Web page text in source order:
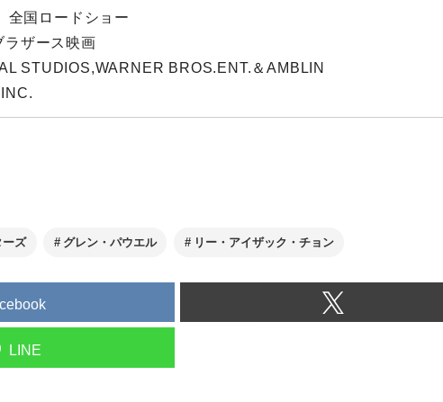
全国ロードショー
ラザース映画
STUDIOS,WARNER BROS.ENT.＆AMBLIN
ーズ グレン・パウエル リー・アイザック・チョン
LINE